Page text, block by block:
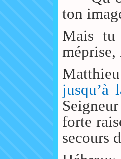
ton
Mais
forte
secours